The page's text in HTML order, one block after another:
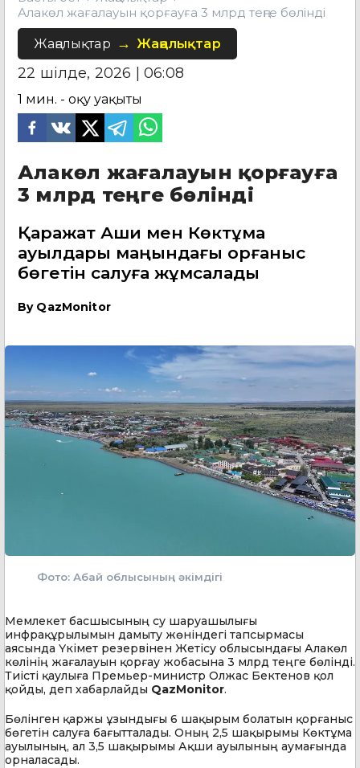
Алакөл жағалауын қорғауға 3 млрд теңге бөлінді
Жаңалықтар Жаңалықтар
22 шілде, 2026 | 06:08
1 мин. - оқу уақыты
Алакөл жағалауын қорғауға
3 млрд теңге бөлінді
Қаражат Ақши мен Көктұма
ауылдары маңындағы қорғаныс
бөгетін салуға жұмсалады
By QazMonitor
Фото: Абай облысының әкімдігі
Мемлекет басшысының су шаруашылығы
инфрақұрылымын дамыту жөніндегі тапсырмасы
аясында Үкімет резервінен Жетісу облысындағы Алакөл
көлінің жағалауын қорғау жобасына 3 млрд теңге бөлінді.
Тиісті қаулыға Премьер-министр Олжас Бектенов қол
қойды, деп хабарлайды QazMonitor.
Бөлінген қаржы ұзындығы 6 шақырым болатын қорғаныс
бөгетін салуға бағытталады. Оның 2,5 шақырымы Көктұма
ауылының, ал 3,5 шақырымы Ақши ауылының аумағында
орналасады.